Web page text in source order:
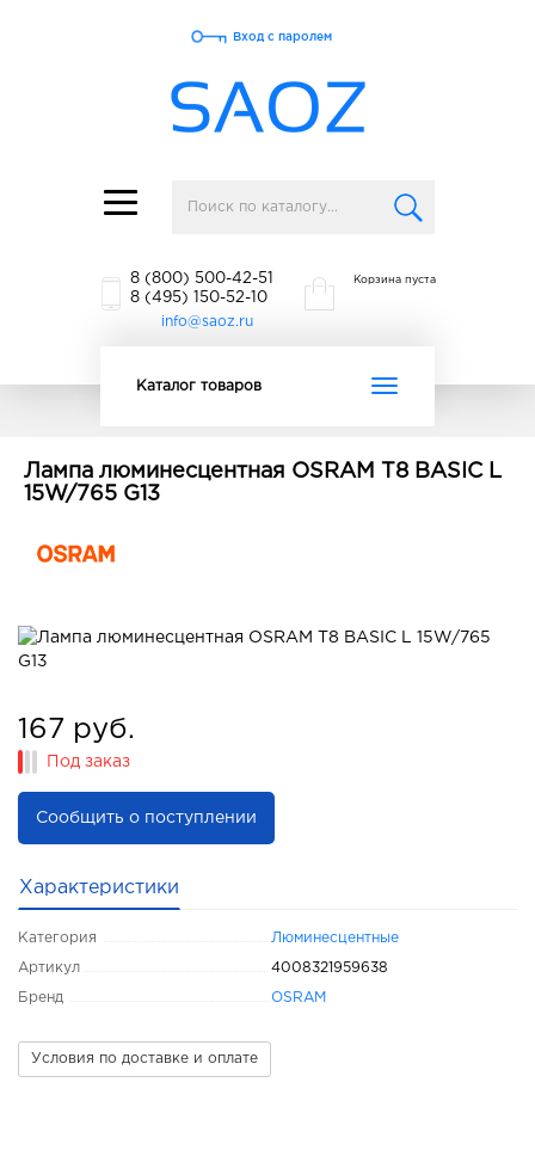
Toggle
navigation
Вход с паролем
8 (800) 500-42-51
8 (495) 150-52-10
info@saoz.ru
Корзина пуста
Toggle
Каталог товаров
Лампа люминесцентная OSRAM T8 BASIC L
15W/765 G13
167 руб.
Под заказ
Сообщить о поступлении
Характеристики
Категория Люминесцентные
Артикул 4008321959638
Бренд OSRAM
Условия по доставке и оплате